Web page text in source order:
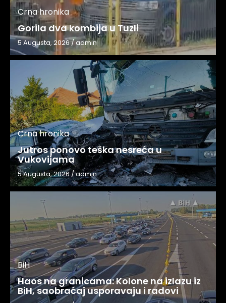
Crna hronika
Gorila dva kombija u Tuzli
5 Augusta, 2026/admin
Crna hronika
Jutros ponovo teška nesreća u
Vukovijama
5 Augusta, 2026/admin
BiH
Haos na granicama: Kolone na izlazu iz
BiH, saobraćaj usporavaju i radovi